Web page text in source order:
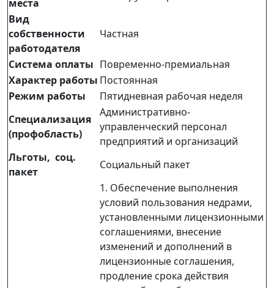
места
Вид
собственности
работодателя
Частная
Система оплаты Повременно-премиальная
Характер работы Постоянная
Режим работы
Пятидневная рабочая неделя
Специализация
(профобласть)
Административно-
управленческий персонал
предприятий и организаций
Льготы, соц.
пакет
Социальный пакет
1. Обеспечение выполнения
условий пользования недрами,
установленными лицензионными
соглашениями, внесение
изменений и дополнений в
лицензионные соглашения,
продление срока действия